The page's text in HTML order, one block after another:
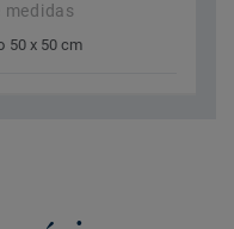
medidas
50 x 50 cm